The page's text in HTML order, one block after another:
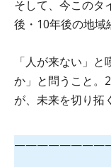
そして、今このタ
後・10年後の地域
「人が来ない」
か」と問うこと。
が、未来を切り拓